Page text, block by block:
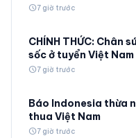
schedule7 giờ trước
CHÍNH THỨC: Chân
sốc ở tuyển Việt Nam
schedule7 giờ trước
Báo Indonesia thừa
thua Việt Nam
schedule7 giờ trước